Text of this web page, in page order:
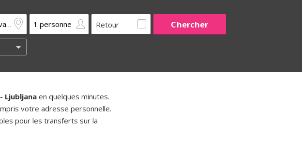
Retour
Ljubljana en quelques minutes.
votre adresse personnelle.
pour les transferts sur la